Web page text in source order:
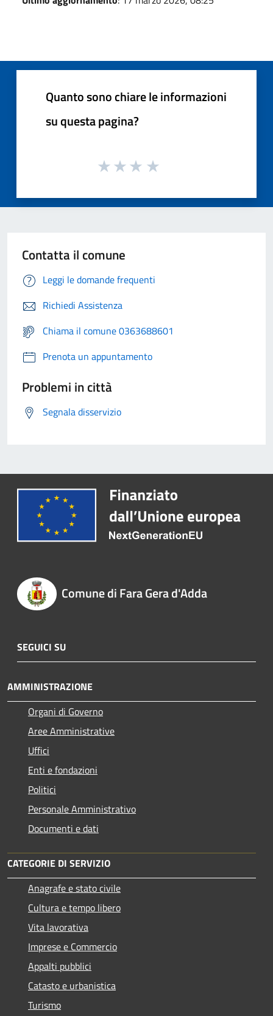
Quanto sono chiare le informazioni
su questa pagina?
Contatta il comune
Leggi le domande frequenti
Richiedi Assistenza
Chiama il comune 0363688601
Prenota un appuntamento
Problemi in città
Segnala disservizio
Comune di Fara Gera d'Adda
SEGUICI SU
AMMINISTRAZIONE
Organi di Governo
Aree Amministrative
Uffici
Enti e fondazioni
Politici
Personale Amministrativo
Documenti e dati
CATEGORIE DI SERVIZIO
Anagrafe e stato civile
Cultura e tempo libero
Vita lavorativa
Imprese e Commercio
Appalti pubblici
Catasto e urbanistica
Turismo